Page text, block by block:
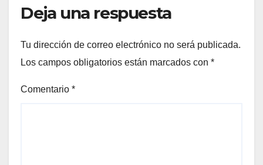
Deja una respuesta
Tu dirección de correo electrónico no será publicada.
Los campos obligatorios están marcados con *
Comentario *